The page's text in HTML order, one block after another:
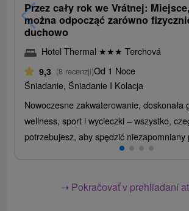
Przez cały rok we Vrátnej:
można odpocząć zarówno
duchowo
Hotel Thermal ★★★ Terchová
9,3 (8 recenzji)Od 1 Noce
Śniadanie, Śniadanie I Kolacja
Nowoczesne zakwaterowanie, doskonała
wellness, sport i wycieczki – wszystko,
potrzebujesz, aby spędzić niezapomniany
➝ Pokračovať v prehliadaní